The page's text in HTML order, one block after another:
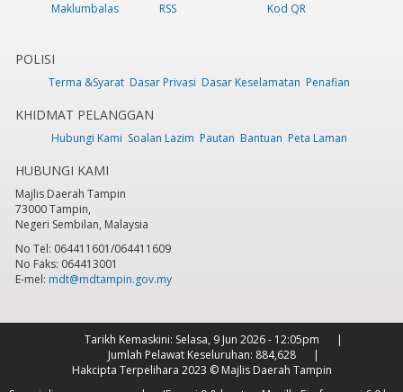
Maklumbalas
RSS Kod QR
POLISI
Terma &Syarat Dasar Privasi Dasar Keselamatan Penafian
KHIDMAT PELANGGAN
Hubungi Kami Soalan Lazim Pautan Bantuan Peta Laman
HUBUNGI KAMI
Majlis Daerah Tampin
73000 Tampin,
Negeri Sembilan, Malaysia
No Tel: 064411601/064411609
No Faks: 064413001
E-mel: mdt@mdtampin.gov.my
Tarikh Kemaskini: Selasa, 9 Jun 2026 - 12:05pm
Jumlah Pelawat Keseluruhan: 884,628
Hakcipta Terpelihara 2023 © Majlis Daerah Tampin